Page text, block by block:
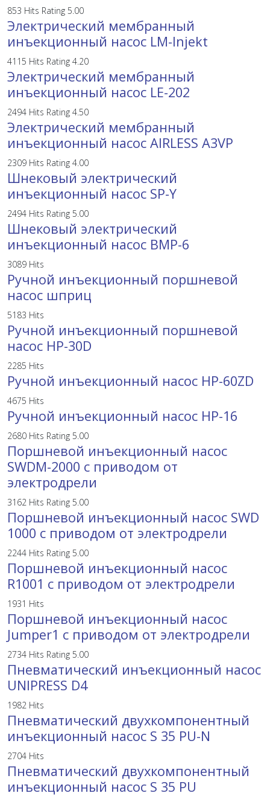
853 Hits Rating 5.00
Электрический мембранный
инъекционный насос LM-Injekt
4115 Hits Rating 4.20
Электрический мембранный
инъекционный насос LE-202
2494 Hits Rating 4.50
Электрический мембранный
инъекционный насос AIRLESS A3VP
2309 Hits Rating 4.00
Шнековый электрический
инъекционный насос SP-Y
2494 Hits Rating 5.00
Шнековый электрический
инъекционный насос BMP-6
3089 Hits
Ручной инъекционный поршневой
насос шприц
5183 Hits
Ручной инъекционный поршневой
насос HP-30D
2285 Hits
Ручной инъекционный насос HP-60ZD
4675 Hits
Ручной инъекционный насос HP-16
2680 Hits Rating 5.00
Поршневой инъекционный насос
SWDM-2000 с приводом от
электродрели
3162 Hits Rating 5.00
Поршневой инъекционный насос SWD
1000 с приводом от электродрели
2244 Hits Rating 5.00
Поршневой инъекционный насос
R1001 с приводом от электродрели
1931 Hits
Поршневой инъекционный насос
Jumper1 с приводом от электродрели
2734 Hits Rating 5.00
Пневматический инъекционный насос
UNIPRESS D4
1982 Hits
Пневматический двухкомпонентный
инъекционный насос S 35 PU-N
2704 Hits
Пневматический двухкомпонентный
инъекционный насос S 35 PU